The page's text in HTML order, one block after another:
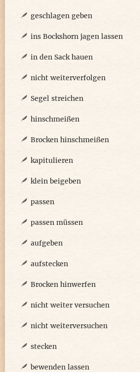
geschlagen geben
ins Bockshorn jagen lassen
in den Sack hauen
nicht weiterverfolgen
Segel streichen
hinschmeißen
Brocken hinschmeißen
kapitulieren
klein beigeben
passen
passen müssen
aufgeben
aufstecken
Brocken hinwerfen
nicht weiter versuchen
nicht weiterversuchen
stecken
bewenden lassen